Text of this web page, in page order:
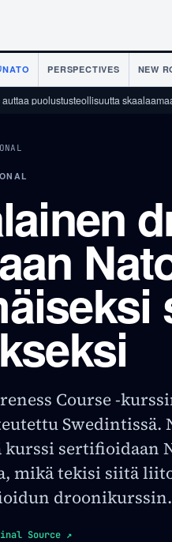
NATO PERSPECTIVES NEW
skaalaamaan
Course -
Swedintissä.
sertifioidaan
mikä tekisi siitä
droonikurssin.
Source ↗